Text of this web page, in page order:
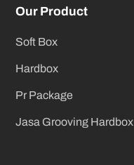
Our Product
Soft Box
Hardbox
Pr Package
Jasa Grooving Hardbox